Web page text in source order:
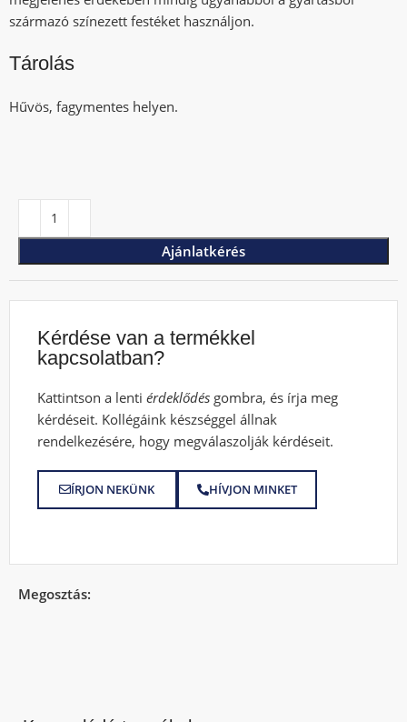
származó színezett festéket használjon.
Tárolás
Hűvös, fagymentes helyen.
Ajánlatkérés
Kérdése van a termékkel
kapcsolatban?
Kattintson a lentiérdeklődés gombra, és írja meg
kérdéseit. Kollégáink készséggel állnak
rendelkezésére, hogy megválaszolják kérdéseit.
ÍRJON NEKÜNK HÍVJON MINKET
Megosztás: